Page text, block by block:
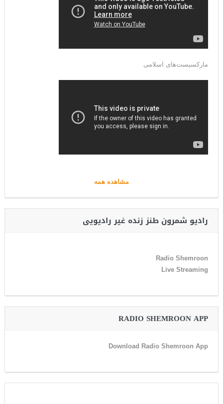
مارکسیست‌های اسلامی
مشاهده همه
رادیو شمرون طنز زنده غیر رادیویی
Radio Shemroon
Live Streaming
RADIO SHEMROON APP
Download Radio Shemroon App